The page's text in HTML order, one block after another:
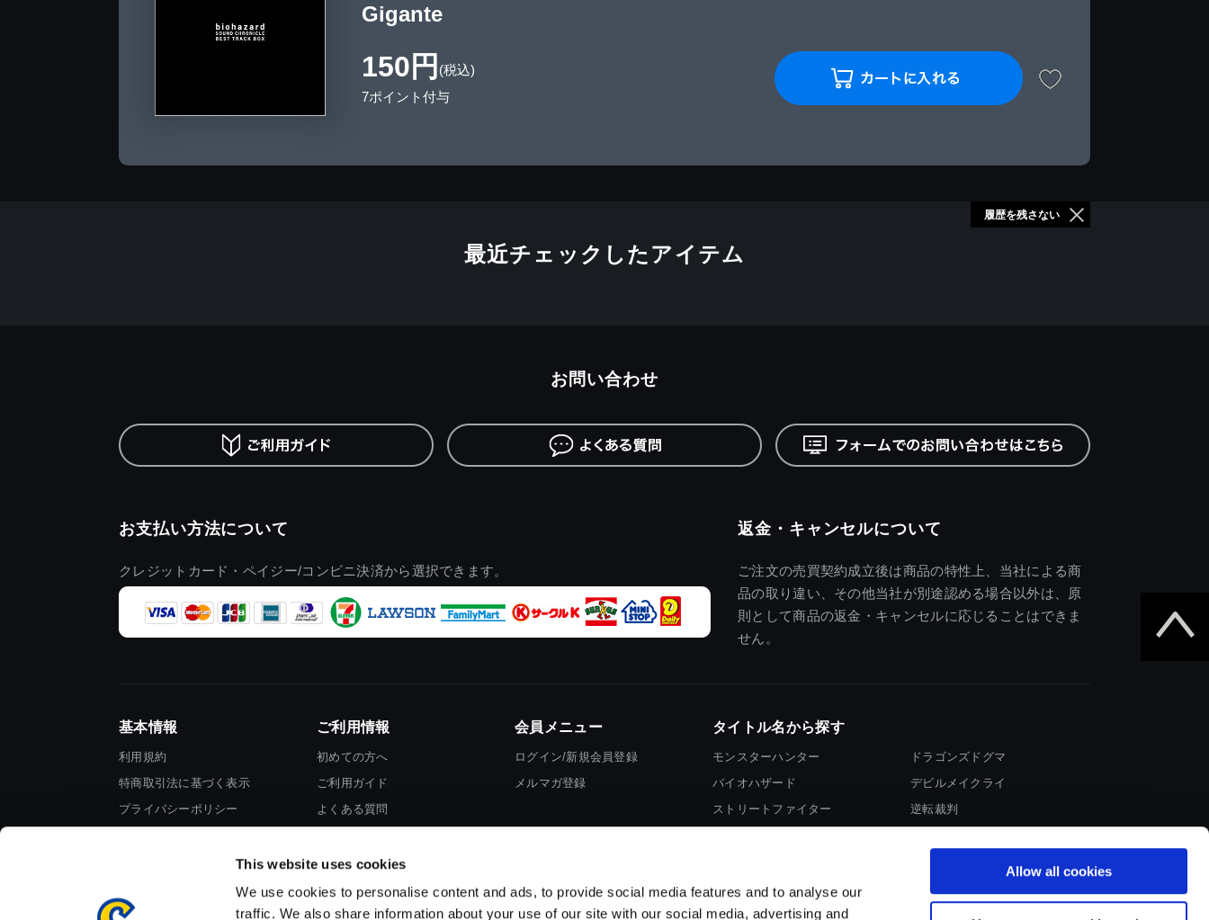
This website uses cookies
We use cookies to personalise content and ads, to provide social media features and to analyse our
traffic. We also share information about your use of our site with our social media, advertising and
Allow all cookies
Gigante
150円 (税込)
7ポイント付与
最近チェックしたアイテム
履歴を残さない
お支払い方法について
クレジットカード・ペイジー/コンビニ決済から選択できます。
返金・キャンセルについて
ご注文の売買契約成立後は商品の特性上、当社による商
品の取り違い、その他当社が別途認める場合以外は、原
則として商品の返金・キャンセルに応じることはできま
せん。
お問い合わせ
基本情報
利用規約
特商取引法に基づく表示
プライバシーポリシー
ご利用情報
初めての方へ
ご利用ガイド
よくある質問
会員メニュー
ログイン/新規会員登録
メルマガ登録
タイトル名から探す
モンスターハンター
バイオハザード
ストリートファイター
ドラゴンズドグマ
デビルメイクライ
逆転裁判